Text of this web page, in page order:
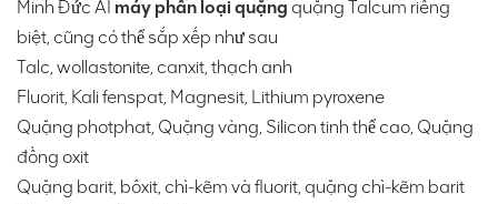
Minh Đức AI máy phân loại quặng quặng Talcum riêng
biệt, cũng có thể sắp xếp như sau
Talc, wollastonite, canxit, thạch anh
Fluorit, Kali fenspat, Magnesit, Lithium pyroxene
Quặng photphat, Quặng vàng, Silicon tinh thể cao, Quặng
đồng oxit
Quặng barit, bôxit, chì-kẽm và fluorit, quặng chì-kẽm barit